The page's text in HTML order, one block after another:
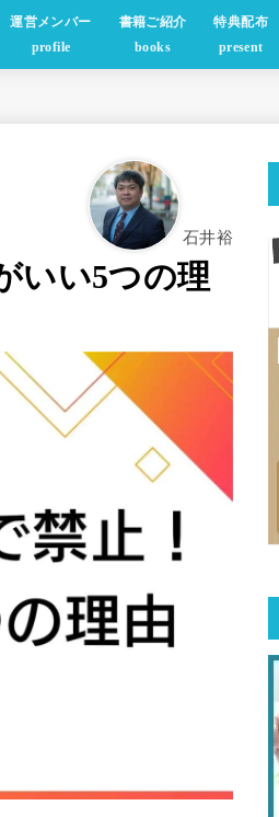
運営メンバー
profile
書籍ご紹介
books
特典配布
present
石井裕
いい5つの理